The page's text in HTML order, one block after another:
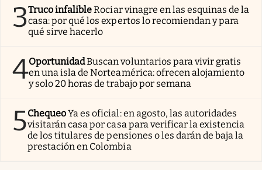
3Truco infalibleRociar vinagre en las esquinas de la
casa: por qué los expertos lo recomiendan y para
qué sirve hacerlo
4OportunidadBuscan voluntarios para vivir gratis
en una isla de Norteamérica: ofrecen alojamiento
y solo 20 horas de trabajo por semana
5ChequeoYa es oficial: en agosto, las autoridades
visitarán casa por casa para verificar la existencia
de los titulares de pensiones o les darán de baja la
prestación en Colombia